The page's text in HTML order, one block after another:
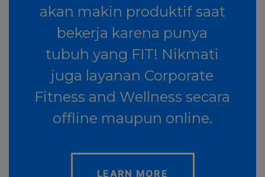
akan makin produktif saat
bekerja karena punya
tubuh yang FIT! Nikmati
juga layanan Corporate
Fitness and Wellness secara
offline maupun online.
LEARN MORE